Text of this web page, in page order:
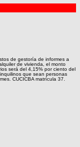
de gestoría de informes a
de vivienda, el monto
será del 4,15% por ciento del
que sean personas
CUCICBA matrícula 37.